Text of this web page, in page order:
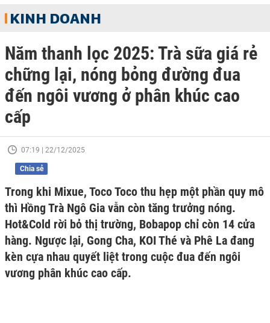
KINH DOANH
Năm thanh lọc 2025: Trà sữa giá rẻ
chững lại, nóng bỏng đường đua
đến ngôi vương ở phân khúc cao
cấp
07:19 | 22/12/2025
Chia sẻ
Trong khi Mixue, Toco Toco thu hẹp một phần quy mô
thì Hồng Trà Ngô Gia vẫn còn tăng trưởng nóng.
Hot&Cold rời bỏ thị trường, Bobapop chỉ còn 14 cửa
hàng. Ngược lại, Gong Cha, KOI Thé và Phê La đang
kèn cựa nhau quyết liệt trong cuộc đua đến ngôi
vương phân khúc cao cấp.